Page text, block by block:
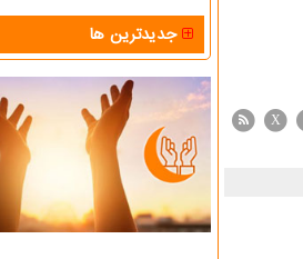
X
جدیدترین ها